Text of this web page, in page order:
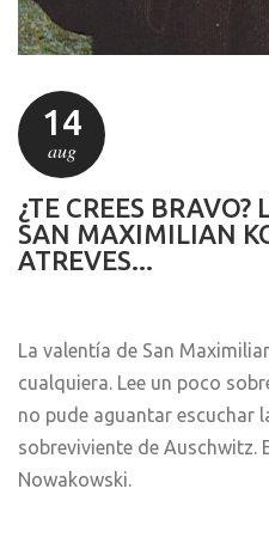
14
aug
¿TE CREES
SAN MAXIMILIAN
ATREVES...
La valentía de San
cualquiera. Lee un poco
no pude aguantar escuchar
sobreviviente de Auschwitz.
Nowakowski.